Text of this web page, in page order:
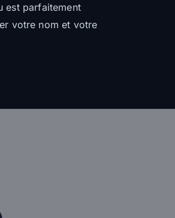
est parfaitement
votre nom et votre